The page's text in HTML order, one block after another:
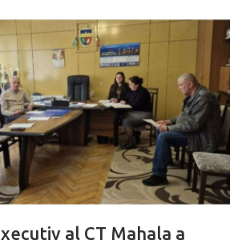
al CT Mahala a